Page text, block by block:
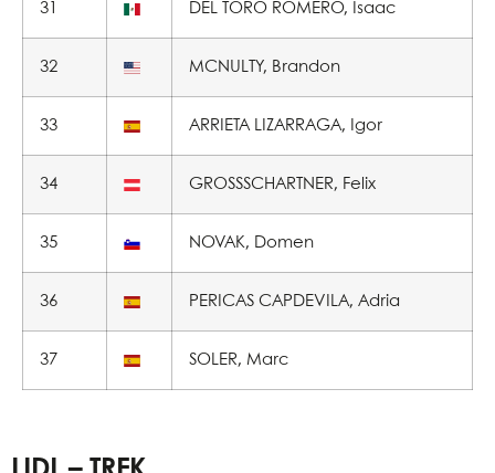
31 DEL TORO ROMERO, Isaac
32 MCNULTY, Brandon
33 ARRIETA LIZARRAGA, Igor
34 GROSSSCHARTNER, Felix
35 NOVAK, Domen
36 PERICAS CAPDEVILA, Adria
37 SOLER, Marc